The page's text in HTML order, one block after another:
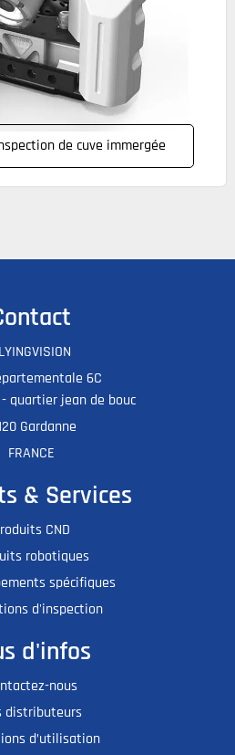
de cuve immergée
6C
quartier jean de bouc
Gardanne
FRANCE
& Services
CND
robotiques
spécifiques
d'inspection
d'infos
nous
distributeurs
d’utilisation